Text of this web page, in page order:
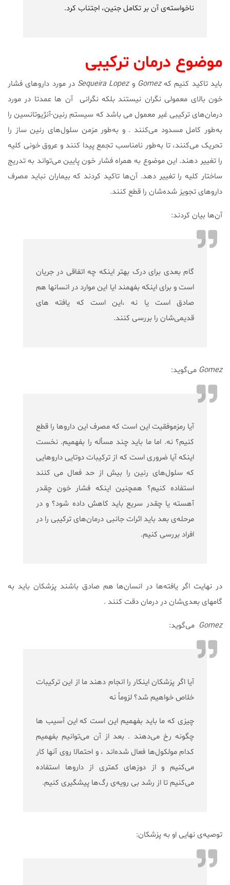
ناخواسته‌ی آن بر تکامل جنین، اجتناب کرد.
موضوع درمان ترکیبی
باید تاکید کنیم کهGomez و Sequeira Lopez
در مورد داروهای فشار
خون بالای معمولی نگران نیستند بلکه نگرانی آن ها عمدتا در مورد
درمان‌های ترکیبی غیر معمول می باشد که سیستم رنین-آنژیوتانسین را
به‌طور کامل مسدود می‌کنند . و به‌طور مزمن سلول‌های رنین ساز را
تحریک می‌کنند، تا به‌طور نامناسب تجمع پیدا کنند و عروق خونی کلیه
را تغییر دهند. این موضوع به همراه فشار خون پایین می‌تواند به تدریج
ساختار کلیه را تغییر دهد. آن‌ها تاکید کردند که بیماران نباید مصرف
داروهای تجویز شده‌شان را قطع کنند.
آن‌ها بیان کردند:
گام بعدی برای درک بهتر اینکه چه اتفاقی در جریان
است و برای اینکه بفهمند ایا این موارد در انسانها هم
صادق است یا نه ،این است که یافته های
قدیمی‌شان را بررسی کنند.
Gomez می‌گوید:
آیا رمزموفقیت این است که مصرف این داروها را قطع
کنیم؟ نه. اما ما باید چند مسأله را بفهمیم. نخست
اینکه آیا ضروری است که از ترکیبات دوتایی داروهایی
که سلول‌های رنین را بیش از حد فعال می کنند
استفاده کنیم؟ همچنین اینکه فشار خون چقدر
آهسته یا چقدر سریع باید کاهش داده شود؟ و در
مرحله‌ی بعد باید اثرات جانبی درمان‌های ترکیبی را در
افراد بررسی کنیم.
در نهایت اگر یافته‌ها در انسان‌ها هم صادق باشند پزشکان باید به
گامهای بعدی‌شان در درمان دقت کنند .
Gomez می‌گوید:
آیا اگر پزشکان اینکار را انجام دهند ما از این ترکیبات
خلاص خواهیم شد؟ لزوماً نه
چیزی که ما باید بفهمیم این است که این آسیب ها
چگونه رخ می‌دهند . بعد از آن می‌توانیم بفهمیم
کدام مولکول‌ها فعال شده‌اند ، و احتمالا روی آنها کار
می‌کنیم و از دوزهای کمتری از داروها استفاده
می‌کنیم تا از رشد بی رویه‌ی رگ‌ها پیشگیری کنیم.
توصیه‌‌‌‌‌‌‌‌‌‌‌‌‌‌‌‌‌‌‌‌‌‌‌‌‌‌‌‌‌‌‌‌‌‌‌‌‌‌‌‌‌‌‌‌‌‌‌‌‌‌‌‌‌‌‌‌‌‌‌‌‌‌‌‌‌‌‌‌‌‌‌ی نهایی او به پزشکان: